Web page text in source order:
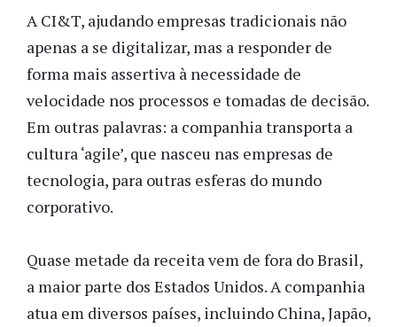
A CI&T, ajudando empresas tradicionais não
apenas a se digitalizar, mas a responder de
forma mais assertiva à necessidade de
velocidade nos processos e tomadas de decisão.
Em outras palavras: a companhia transporta a
cultura ‘agile’, que nasceu nas empresas de
tecnologia, para outras esferas do mundo
corporativo.
Quase metade da receita vem de fora do Brasil,
a maior parte dos Estados Unidos. A companhia
atua em diversos países, incluindo China, Japão,